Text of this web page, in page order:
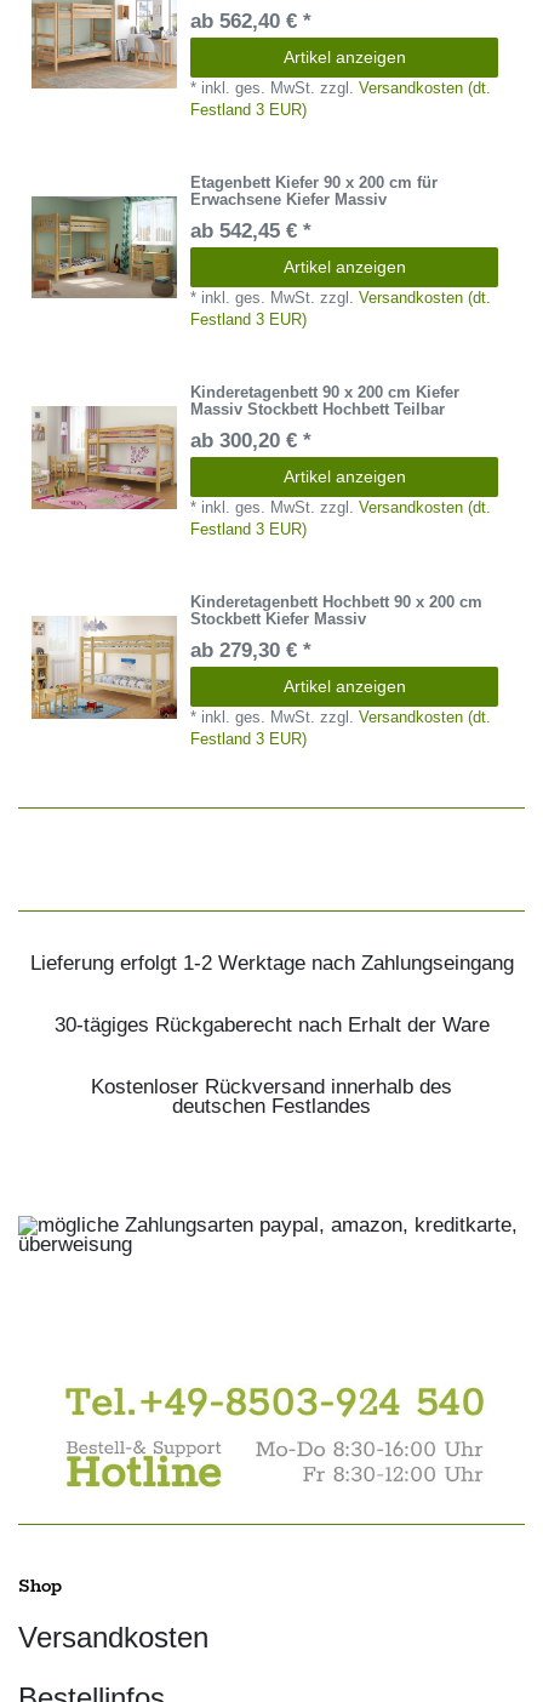
ab 562,40 € *
Artikel anzeigen
* inkl. ges. MwSt. zzgl.Versandkosten (dt.
Festland 3 EUR)
Etagenbett Kiefer 90 x 200 cm für
Erwachsene Kiefer Massiv
ab 542,45 € *
Artikel anzeigen
* inkl. ges. MwSt. zzgl.Versandkosten (dt.
Festland 3 EUR)
Kinderetagenbett 90 x 200 cm Kiefer
Massiv Stockbett Hochbett Teilbar
ab 300,20 € *
Artikel anzeigen
* inkl. ges. MwSt. zzgl.Versandkosten (dt.
Festland 3 EUR)
Kinderetagenbett Hochbett 90 x 200 cm
Stockbett Kiefer Massiv
ab 279,30 € *
Artikel anzeigen
* inkl. ges. MwSt. zzgl.Versandkosten (dt.
Festland 3 EUR)
Lieferung erfolgt 1-2 Werktage nach Zahlungseingang
30-tägiges Rückgaberecht nach Erhalt der Ware
Kostenloser Rückversand innerhalb des
deutschen Festlandes
Shop
Versandkosten